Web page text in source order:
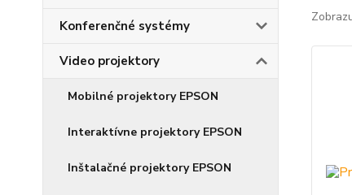
Konferenčné systémy
Video projektory
Mobilné projektory EPSON
Interaktívne projektory EPSON
Inštalačné projektory EPSON